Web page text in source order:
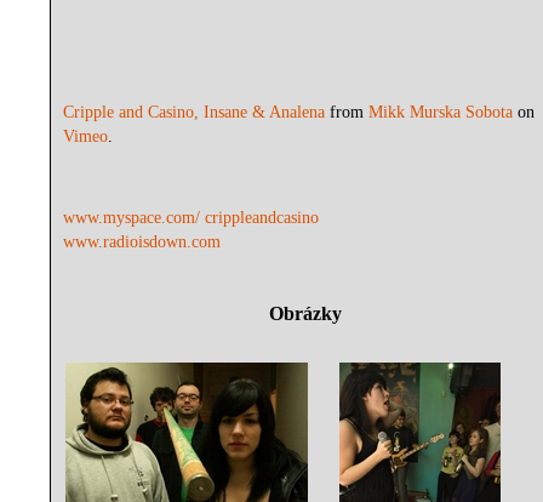
Cripple and Casino, Insane & Analena fromMikk Murska Sobota on
Vimeo.
www.myspace.com/ crippleandcasino
www.radioisdown.com
Obrázky